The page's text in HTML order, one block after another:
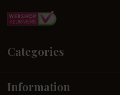
Categories
Information